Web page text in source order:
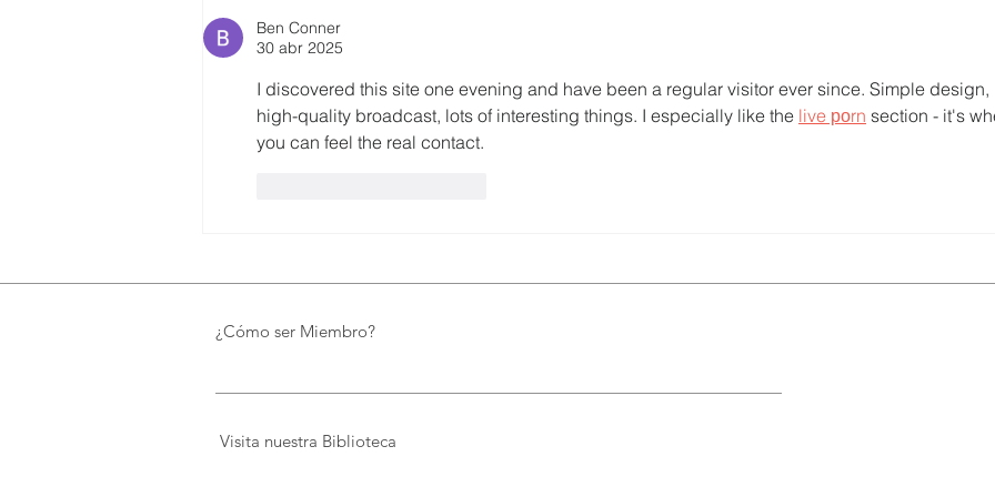
Biblioteca de FUNDACIÓN
FIDAL, un proyecto que
preserva el patrimonio y
democratiza el conocimiento
Ben Conner
30 abr 2025
I discovered this site one evening and have been a regular visitor ever since. Simple design,
high-quality broadcast, lots of interesting things. I especially like the live роrn section - it's
you can feel the real contact.
¿Cómo ser Miembro?
Visita nuestra Biblioteca